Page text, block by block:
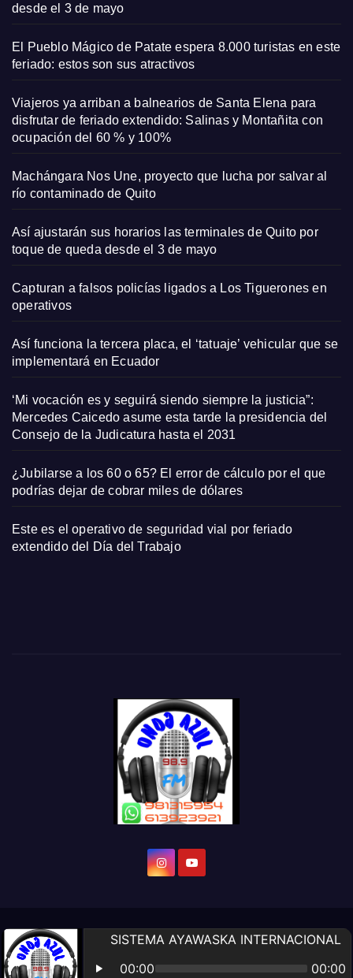
desde el 3 de mayo
El Pueblo Mágico de Patate espera 8.000 turistas en este
feriado: estos son sus atractivos
Viajeros ya arriban a balnearios de Santa Elena para
disfrutar de feriado extendido: Salinas y Montañita con
ocupación del 60 % y 100%
Machángara Nos Une, proyecto que lucha por salvar al
río contaminado de Quito
Así ajustarán sus horarios las terminales de Quito por
toque de queda desde el 3 de mayo
Capturan a falsos policías ligados a Los Tiguerones en
operativos
Así funciona la tercera placa, el ‘tatuaje’ vehicular que se
implementará en Ecuador
‘Mi vocación es y seguirá siendo siempre la justicia”:
Mercedes Caicedo asume esta tarde la presidencia del
Consejo de la Judicatura hasta el 2031
¿Jubilarse a los 60 o 65? El error de cálculo por el que
podrías dejar de cobrar miles de dólares
Este es el operativo de seguridad vial por feriado
extendido del Día del Trabajo
Diseño Web por:Altomarketing